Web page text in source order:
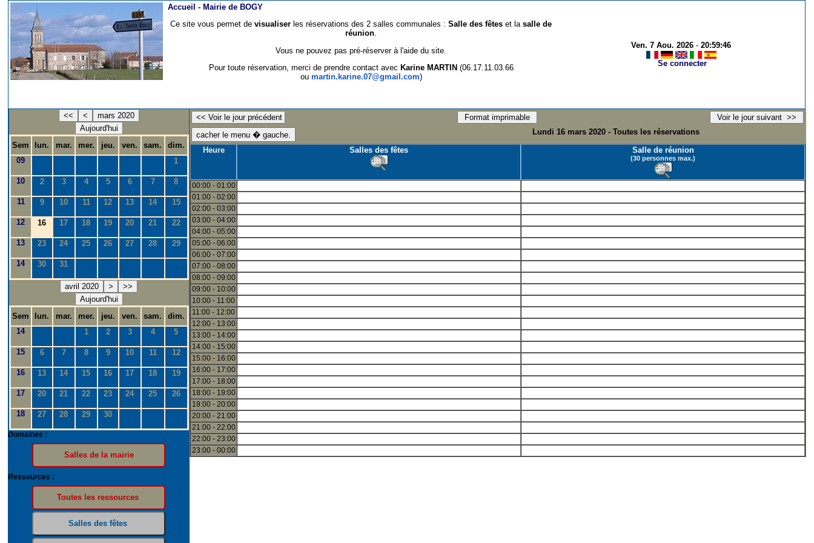
Accueil - Mairie de BOGY
Ce site vous permet devisualiser les réservations des 2 salles communales :Salle des fêtes et lasalle de
réunion.
Vous ne pouvez pas pré-réserver à l'aide du site.
Pour toute réservation, merci de prendre contact avec Karine MARTIN (06.17.11.03.66
ou martin.karine.07@gmail.com)
Ven. 7 Aou. 2026 -20:59:46
Se connecter
<< <
mars 2020
Aujourd'hui
Sem
lun. mar. mer. jeu. ven. sam.
dim.
09
1
10 2 3 4 5 6 7 8
11 9 10 11 12 13 14 15
12 16 17 18 19 20 21 22
13 23 24 25 26 27 28 29
14 30 31
avril 2020 >
>>
Aujourd'hui
Sem
lun. mar. mer. jeu. ven. sam.
dim.
14
1 2 3 4 5
15 6 7 8 9 10 11 12
16 13 14 15 16 17 18 19
17 20 21 22 23 24 25 26
18 27 28 29 30
Domaines :
Ressources :
Lundi 16 mars 2020 - Toutes les réservations
Heure
Salles des fêtes Salle de réunion
(30 personnes max.)
00:00 - 01:00
01:00 - 02:00
02:00 - 03:00
03:00 - 04:00
04:00 - 05:00
05:00 - 06:00
06:00 - 07:00
07:00 - 08:00
08:00 - 09:00
09:00 - 10:00
10:00 - 11:00
11:00 - 12:00
12:00 - 13:00
13:00 - 14:00
14:00 - 15:00
15:00 - 16:00
16:00 - 17:00
17:00 - 18:00
18:00 - 19:00
19:00 - 20:00
20:00 - 21:00
21:00 - 22:00
22:00 - 23:00
23:00 - 00:00